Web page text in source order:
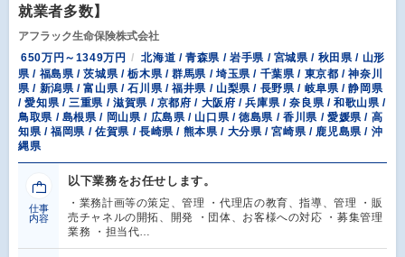
就業者多数】
アフラック生命保険株式会社
650万円～1349万円
北海道 / 青森県 / 岩手県 / 宮城県 / 秋田県 / 山形
県 / 福島県 / 茨城県 / 栃木県 / 群馬県 / 埼玉県 / 千葉県 / 東京都 / 神奈川
県 / 新潟県 / 富山県 / 石川県 / 福井県 / 山梨県 / 長野県 / 岐阜県 / 静岡県
/ 愛知県 / 三重県 / 滋賀県 / 京都府 / 大阪府 / 兵庫県 / 奈良県 / 和歌山県 /
鳥取県 / 島根県 / 岡山県 / 広島県 / 山口県 / 徳島県 / 香川県 / 愛媛県 / 高
知県 / 福岡県 / 佐賀県 / 長崎県 / 熊本県 / 大分県 / 宮崎県 / 鹿児島県 / 沖
縄県
仕事
内容
以下業務をお任せします。
・業務計画等の策定、管理 ・代理店の教育、指導、管理 ・販
売チャネルの開拓、開発 ・団体、お客様への対応 ・募集管理
業務 ・担当代…